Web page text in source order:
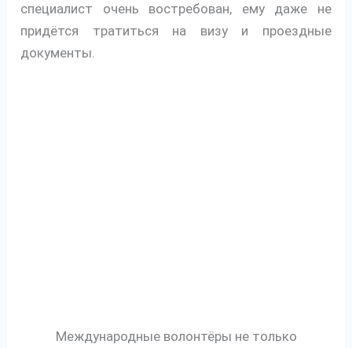
специалист очень востребован, ему даже не
придётся тратиться на визу и проездные
документы.
Международные волонтёры не только